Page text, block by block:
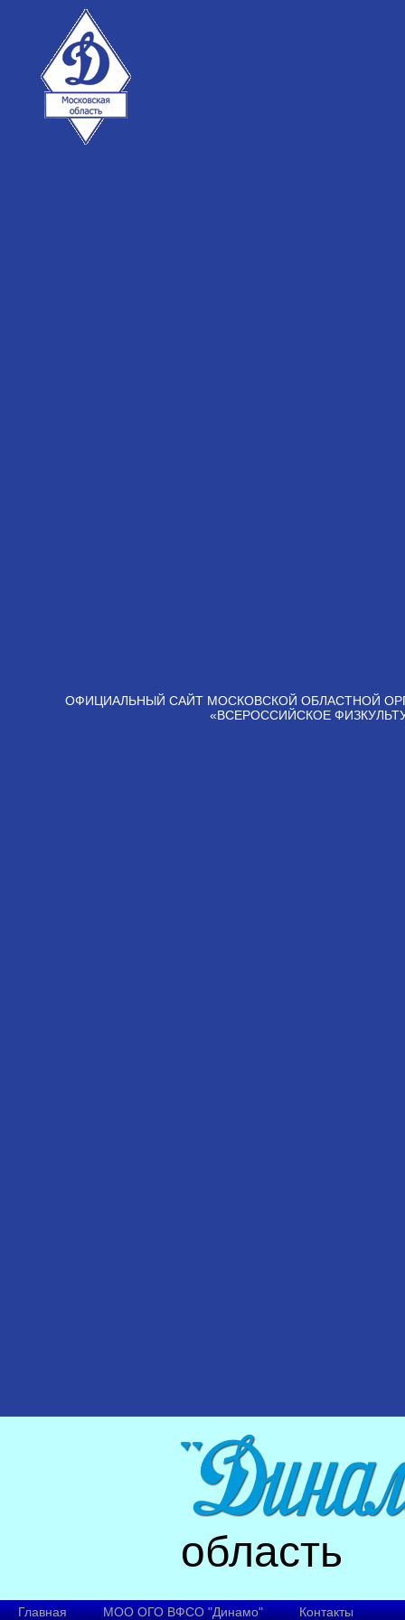
ОФИЦИАЛЬНЫЙ САЙТ МОСКОВСКОЙ ОБЛАСТНОЙ
«ВСЕРОССИЙСКОЕ
область
Главная МОО ОГО ВФСО "Динамо" Контакты